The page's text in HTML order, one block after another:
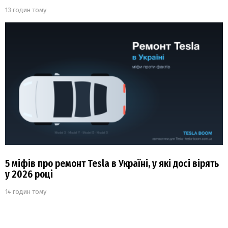
13 годин тому
5 міфів про ремонт Tesla в Україні, у які досі вірять
у 2026 році
14 годин тому